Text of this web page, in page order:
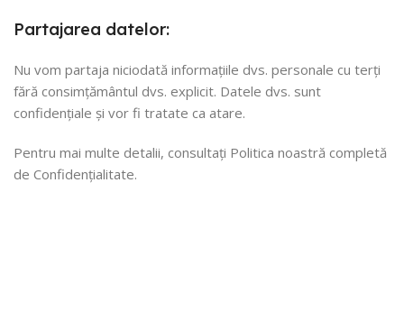
Partajarea datelor:
Nu vom partaja niciodată informațiile dvs. personale cu terți
fără consimțământul dvs. explicit. Datele dvs. sunt
confidențiale și vor fi tratate ca atare.
Pentru mai multe detalii, consultați Politica noastră completă
de Confidențialitate.